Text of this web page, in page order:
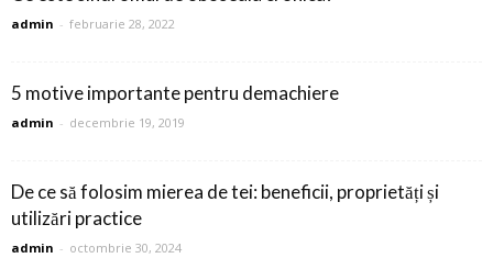
admin - februarie 28, 2022
5 motive importante pentru demachiere
admin - decembrie 19, 2019
De ce să folosim mierea de tei: beneficii, proprietăți și
utilizări practice
admin - octombrie 30, 2024